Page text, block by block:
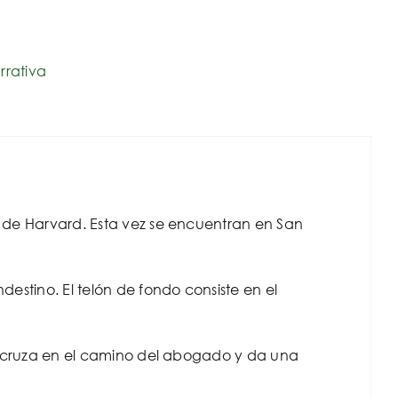
Harvard. Esta vez se encuentran en San
El telón de fondo consiste en el
en el camino del abogado y da una